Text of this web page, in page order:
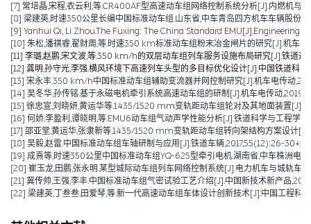
[7] 常培晶,宋程,衣云利,等.CR400AF型高速动车组网络控制系统分析[J].内燃机与
[8] 梁建英,时速350公里长编中国标准动车组.山东省,中车青岛四方机车车辆股份
[9] Yanhui Qi, Li Zhou.The Fuxing: The China Standard
[10] 朱松,潘祺睿,翟财周,等.时速350 km标准动车组粉末冶金闸片的研究[J].机车
[11] 李璐,赵鹏,宋文波,等.350 km/h的双层动车组列车服务设施布局研究[J].铁道
[12] 龚明,孙守光,李强.横风环境下高速列车头型的多目标优化设计[J].中国铁道科
[13] 宋永丰.350 km/h中国标准动车组辅助变流器并网控制研究[J].机车电传动
[14] 吴冬华,孙传铭.基于永磁电机牵引系统高速动车组的研制[J].机车电传动
[15] 徐忠宣,刘晓妍,黄运华等.1435/1520 mm变轨距动车组轮对及其地面装置[J].
[16] 何娇,李盈利,谭晓明,等.EMU6动车组气动声学性能分析[J].铁道科学与工程学
[17] 邵亚堂,黄运华,张隶新等.1435/1520 mm变轨距动车组转向架结构方案设计
[18] 吴毅,赵雷.中国标准动车组车轴研制与应用[J].铁道车辆,2017,55(12):26-30+56.
[19] 成熹等,时速350公里中国标准动车组YQ-625型牵引电机.湖南省,中车株洲电机
[20] 崔玉龙,田鹏,张永明.某型城际动车组列车网络控制系统[J].电力机车与城轨车
[21] 冀传帅,王强,李丰.中国标准动车组气密试验工艺介绍[J].中国新技术新产品
[22] 梁建英,丁叁叁,田爱琴,等.新一代高速动车组车体设计创新技术[J].中国工程科